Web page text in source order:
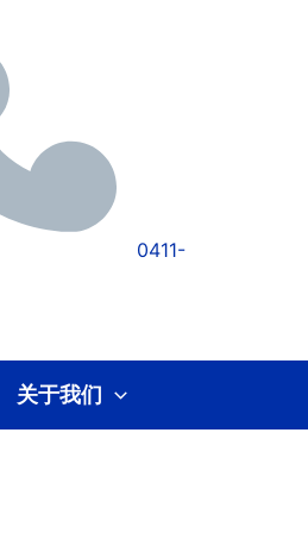
0411-
关于我们